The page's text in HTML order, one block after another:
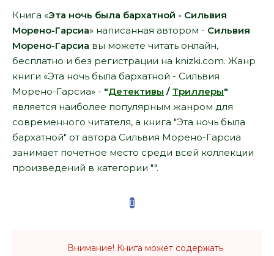
Книга «Эта ночь была бархатной - Сильвия
Морено-Гарсиа» написанная автором - Сильвия
Морено-Гарсиа вы можете читать онлайн,
бесплатно и без регистрации на knizki.com. Жанр
книги «Эта ночь была бархатной - Сильвия
Морено-Гарсиа» - "Детективы / Триллеры"
является наиболее популярным жанром для
современного читателя, а книга "Эта ночь была
бархатной" от автора Сильвия Морено-Гарсиа
занимает почетное место среди всей коллекции
произведений в категории "".
Внимание! Книга может содержать